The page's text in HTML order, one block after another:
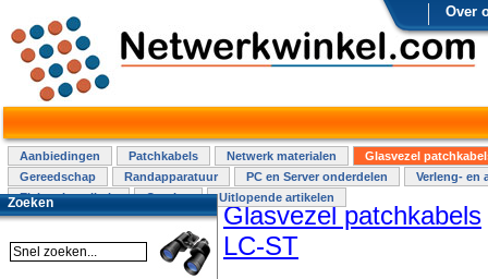
Over
Aanbiedingen Patchkabels Netwerk materialen
Glasvezel
Gereedschap
Randapparatuur PC en Server onderdelen
Verleng- en
Elektra installatie
Overige Uitlopende artikelen
Glasvezel patchkabels
LC-ST
Zoeken